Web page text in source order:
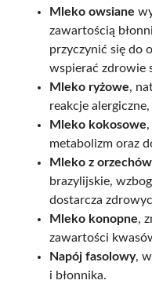
Mleko owsiane
zawartością
przyczynić się do
wspierać zdrowie
Mleko ryżowe,
reakcje alergiczne,
Mleko kokosowe
metabolizm oraz
Mleko z orzechów
brazylijskie,
dostarcza
Mleko konopne,
zawartości
Napój fasolowy,
i błonnika.